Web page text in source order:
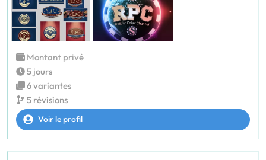
Montant privé
5 jours
6 variantes
5 révisions
Voir le profil